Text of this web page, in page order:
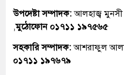
উপদেষ্টা সম্পাদক:আলহাজ্ব
,মুঠোফোন ০১৭১১ ১৯৭৫৬৫
সহকারি সম্পাদক:আশরাফুল
০১৭১১ ১৯৭৬৭৯